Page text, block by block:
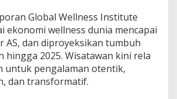
Global Wellness Institute
ekonomi wellness dunia mencapai
AS, dan diproyeksikan tumbuh
hingga 2025. Wisatawan kini rela
untuk pengalaman otentik,
dan transformatif.